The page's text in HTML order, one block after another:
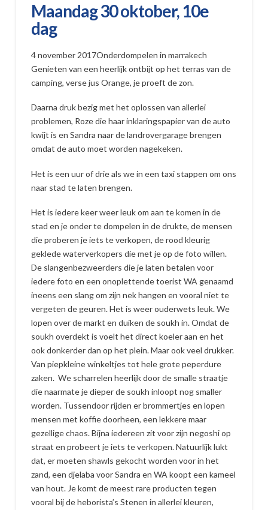
Maandag 30 oktober, 10e
dag
4 november 2017Onderdompelen in marrakech
Genieten van een heerlijk ontbijt op het terras van de
camping, verse jus Orange, je proeft de zon.
Daarna druk bezig met het oplossen van allerlei
problemen, Roze die haar inklaringspapier van de auto
kwijt is en Sandra naar de landrovergarage brengen
omdat de auto moet worden nagekeken.
Het is een uur of drie als we in een taxi stappen om ons
naar stad te laten brengen.
Het is iedere keer weer leuk om aan te komen in de
stad en je onder te dompelen in de drukte, de mensen
die proberen je iets te verkopen, de rood kleurig
geklede waterverkopers die met je op de foto willen.
De slangenbezweerders die je laten betalen voor
iedere foto en een onoplettende toerist WA genaamd
ineens een slang om zijn nek hangen en vooral niet te
vergeten de geuren. Het is weer ouderwets leuk. We
lopen over de markt en duiken de soukh in. Omdat de
soukh overdekt is voelt het direct koeler aan en het
ook donkerder dan op het plein. Maar ook veel drukker.
Van piepkleine winkeltjes tot hele grote peperdure
zaken. We scharrelen heerlijk door de smalle straatje
die naarmate je dieper de soukh inloopt nog smaller
worden. Tussendoor rijden er brommertjes en lopen
mensen met koffie doorheen, een lekkere maar
gezellige chaos. Bijna iedereen zit voor zijn negoshi op
straat en probeert je iets te verkopen. Natuurlijk lukt
dat, er moeten shawls gekocht worden voor in het
zand, een djelaba voor Sandra en WA koopt een kameel
van hout. Je komt de meest rare producten tegen
vooral bij de heborista’s Stenen in allerlei kleuren,